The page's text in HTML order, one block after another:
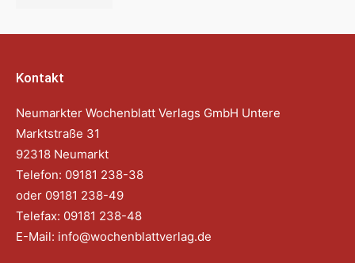
Kontakt
Neumarkter Wochenblatt Verlags GmbH Untere
Marktstraße 31
92318 Neumarkt
Telefon: 09181 238-38
oder 09181 238-49
Telefax: 09181 238-48
E-Mail: info@wochenblattverlag.de